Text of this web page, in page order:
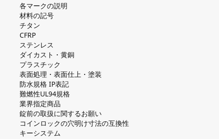
各マークの説明
材料の記号
チタン
CFRP
ステンレス
ダイカスト・⻩銅
プラスチック
表面処理・表面仕上・塗装
防⽔規格 IP表記
難燃性UL94規格
業界指定商品
錠前の取扱に関するお願い
コインロックの⽳明け⼨法の互換性
キーシステム